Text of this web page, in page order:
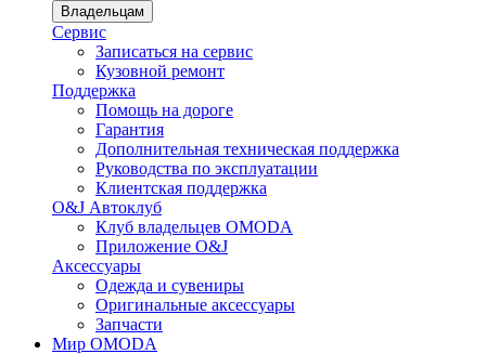
Владельцам
Сервис
Записаться на сервис
Кузовной ремонт
Поддержка
Помощь на дороге
Гарантия
Дополнительная техническая поддержка
Руководства по эксплуатации
Клиентская поддержка
O&J Автоклуб
Клуб владельцев OMODA
Приложение O&J
Аксессуары
Одежда и сувениры
Оригинальные аксессуары
Запчасти
Мир OMODA